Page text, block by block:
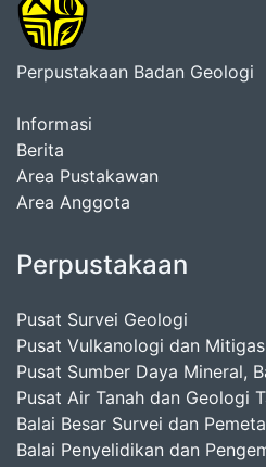
Perpustakaan Badan Geologi
Informasi
Berita
Area Pustakawan
Area Anggota
Perpustakaan
Pusat Survei Geologi
Pusat Vulkanologi dan
Pusat Sumber Daya Mineral,
Pusat Air Tanah dan Geologi
Balai Besar Survei dan
Balai Penyelidikan dan